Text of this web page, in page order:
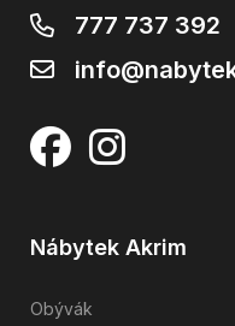
777 737 392
Nábytek Akrim
Obývák